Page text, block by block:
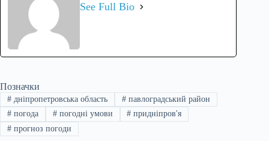
See Full Bio
Позначки
#дніпропетровська область #павлоградський район
#погода #погодні умови # придніпров'я
#прогноз погоди